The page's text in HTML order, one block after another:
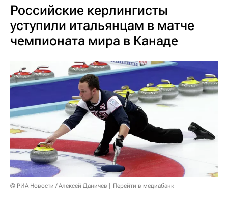
Российские керлингисты
уступили итальянцам в матче
чемпионата мира в Канаде
© РИА Новости / Алексей Даничев Перейти в медиабанк